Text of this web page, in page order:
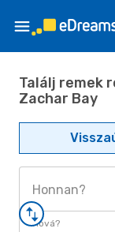
Találj remek
Zachar Bay
Honnan?
Hová?